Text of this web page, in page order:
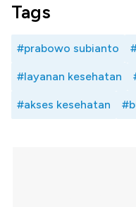
Tags
#prabowo subianto
#layanan kesehatan
#akses kesehatan